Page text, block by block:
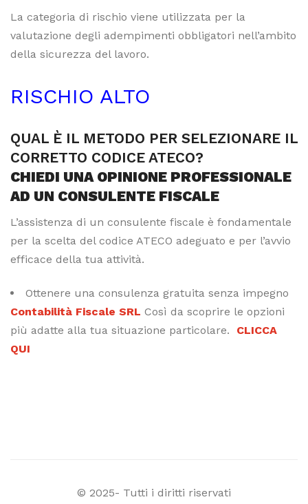
La categoria di rischio viene utilizzata per la
valutazione degli adempimenti obbligatori nell’ambito
della sicurezza del lavoro.
RISCHIO ALTO
QUAL È IL METODO PER SELEZIONARE IL
CORRETTO CODICE ATECO?
CHIEDI UNA OPINIONE PROFESSIONALE
AD UN CONSULENTE FISCALE
L’assistenza di un consulente fiscale è fondamentale
per la scelta del codice ATECO adeguato e per l’avvio
efficace della tua attività.
Ottenere una consulenza gratuita senza impegno
Contabilità Fiscale SRL Così da scoprire le opzioni
più adatte alla tua situazione particolare. CLICCA
QUI
© 2025- Tutti i diritti riservati